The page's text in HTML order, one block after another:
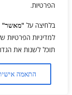
הפרטיות.
בלחיצה על "מאשר"
למדיניות הפרטיות
תוכל לשנות את
התאמה
אימה לגוף ולנפש